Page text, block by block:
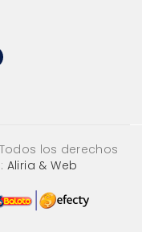
Todos los derechos
Aliria & Web